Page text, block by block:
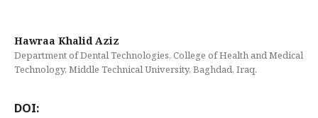
Hawraa Khalid Aziz
Department of Dental Technologies, College of Health and Medical
Technology, Middle Technical University, Baghdad, Iraq.
DOI: